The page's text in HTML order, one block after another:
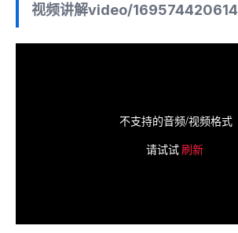
视频讲解video/
不支持的音频/视频格式
请试试 刷新